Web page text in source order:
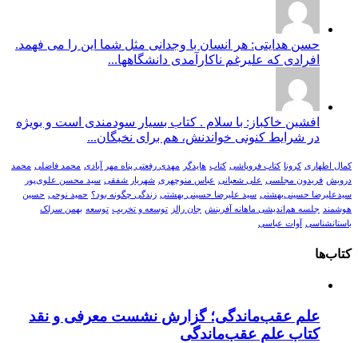
حسن هدایتی: هر انسان با وجدانی مثل شما این را می فهمد.
افرادی که علیرغم ناکارآمدی دانشگاهها...
افشین خاکباز: با سلام . کتاب بسیار سودمندی است و بویژه
در شرایط کنونی خواندنش، هم برای نخبگان...
کمال اطهاری کرونا کتاب فروپاشی کتاب هایدگر مهدی رفعتی پناه مهر آبادی محمد فاضلی محمد
درویش فریدون مجلسی علی شعبانی عباس منوچهری شهریار شفقی سید محسن علوی‌پور
سیدعلیرضا حسینی‌بهشتی سید علیرضا حسینی بهشتی زندگی چگونه بود؟ حمید نوحی حسین
هوشمند
جلسه هم‌اندیشی ماهانه آفرینش جان رالز توسعه و تخریب توسعه بهمن سرلک
باستانشناسی
آوات عباسی
کتاب‌ها
علم عقب‌ماندگی؛ گزارش نشست معرفی و نقد
کتاب علم عقب‌ماندگی